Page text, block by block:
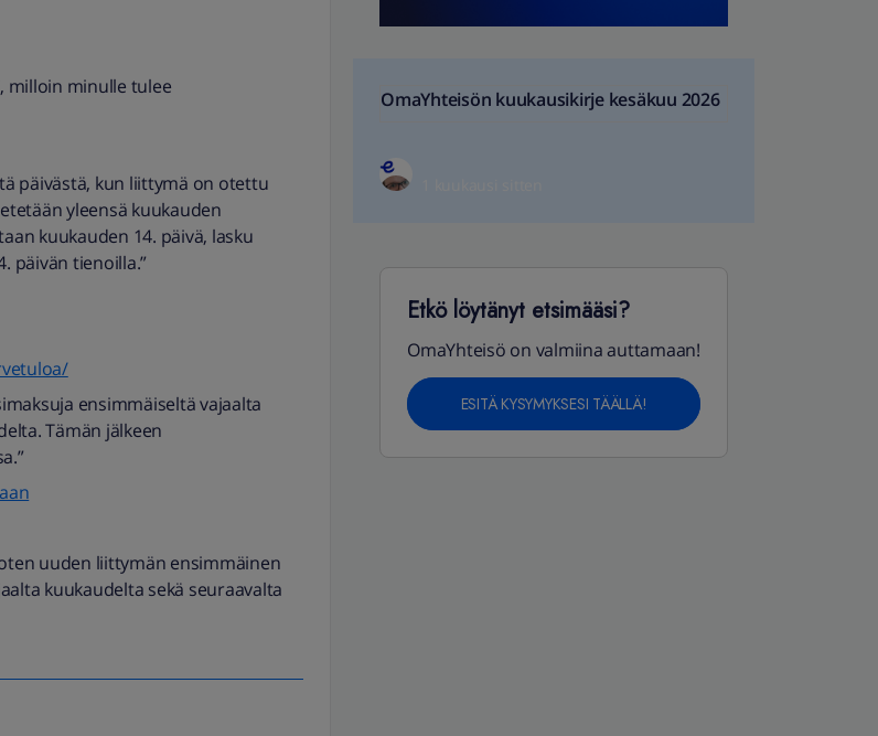
milloin minulle tulee
päivästä, kun liittymä on otettu
yleensä kuukauden
kuukauden 14. päivä, lasku
päivän tienoilla.”
ensimmäiseltä vajaalta
Tämän jälkeen
uuden liittymän ensimmäinen
kuukaudelta sekä seuraavalta
OmaYhteisön kuukausikirje kesäkuu 2026
Etkö löytänyt etsimääsi?
OmaYhteisö on valmiina auttamaan!
ESITÄ KYSYMYKSESI TÄÄLLÄ!